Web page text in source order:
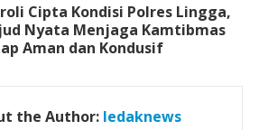
Cipta Kondisi Polres Lingga,
Nyata Menjaga Kamtibmas
Aman dan Kondusif
the Author: ledaknews